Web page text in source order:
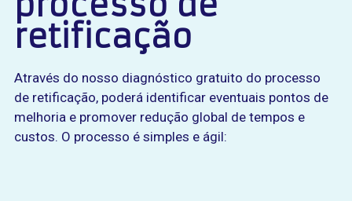
retificação
Através do nosso diagnóstico gratuito do processo
de retificação, poderá identificar eventuais pontos de
melhoria e promover redução global de tempos e
custos. O processo é simples e ágil: